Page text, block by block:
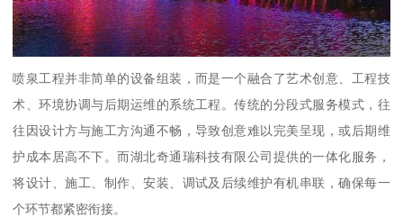
喷泉工程并非简单的设备组装，而是一个融合了艺术创意、工程技
术、环境协调与后期运维的系统工程。传统的分段式服务模式，往
往因设计方与施工方沟通不畅，导致创意难以完美呈现，或后期维
护成本居高不下。而湖北奇通瑞科技有限公司提供的一体化服务，
将设计、施工、制作、安装、调试及后续维护有机串联，确保每一
个环节都紧密衔接。